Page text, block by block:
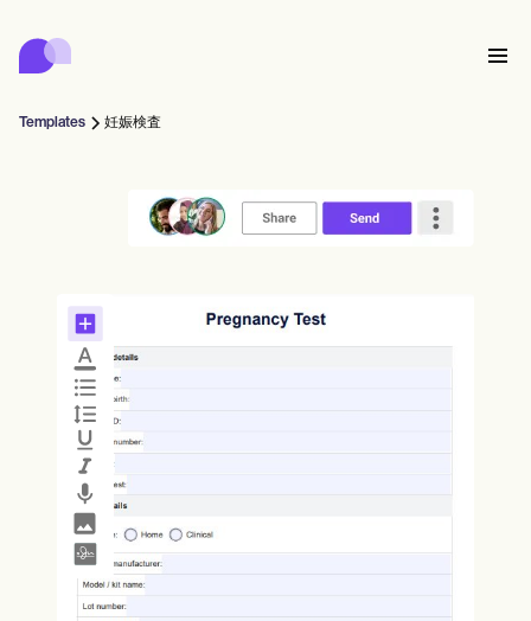
Product
スケジューリング
健康記録
オンラインフォーム
プラクティス・マネジメント
Community
ソロプラクティショナー
新規開業医
カウンセラー
音声言語病理学者
カイロプラクター
メンタルヘルス専門家
ソーシャルワーカー
栄養士と栄養士
理学療法士
Automatic reminders
メッセージ
Client messaging
SMS and email
Telehealth video
In session notes
記録する
AI Scribe
Clinical notes
完了する
治療する
ePrescribe
Treatment plans
請求する
Invoicing and payments
Insurance claims
クリニック管理
コンプライアンスとセキュリティ
Carepatron AI
ワークフロー全体を表示
Counselors
Mental health
Psychologists
Therapists
Medical
Dentists
Nurse practitioners
Nurses
Physicians
Psychiatrists
Allied
Dietitians
Nutritionists
Occupational therapists
Physical therapists
Social workers
Speech therapists
Wellness
Acupuncturists
Chiropractors
Health coaches
Life coaches
Massage therapists
Personal trainers
Templates 妊娠検査